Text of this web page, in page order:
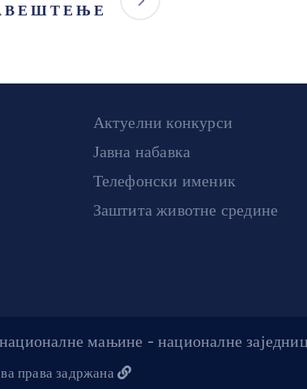
В Е Ш Т Е Њ Е
Актуелни конкурси
Јавна набавка
Телефонски именик
Заштита животне средине
мањине - националне
права задржана